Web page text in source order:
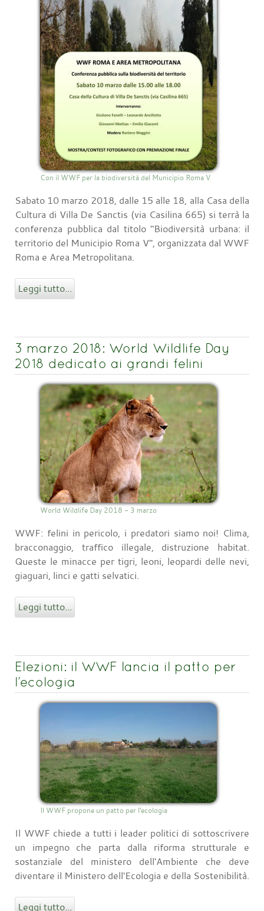
Con il WWF per la biodiversità del Municipio Roma V
Sabato 10 marzo 2018, dalle 15 alle 18, alla Casa della
Cultura di Villa De Sanctis (via Casilina 665) si terrà la
conferenza pubblica dal titolo "Biodiversità urbana: il
territorio del Municipio Roma V", organizzata dal WWF
Roma e Area Metropolitana.
Leggi tutto...
3 marzo 2018: World Wildlife Day
2018 dedicato ai grandi felini
World Wildlife Day 2018 - 3 marzo
WWF: felini in pericolo, i predatori siamo noi! Clima,
bracconaggio, traffico illegale, distruzione habitat.
Queste le minacce per tigri, leoni, leopardi delle nevi,
giaguari, linci e gatti selvatici.
Leggi tutto...
Elezioni: il WWF lancia il patto per
l’ecologia
Il WWF propone un patto per l'ecologia
Il WWF chiede a tutti i leader politici di sottoscrivere
un impegno che parta dalla riforma strutturale e
sostanziale del ministero dell'Ambiente che deve
diventare il Ministero dell'Ecologia e della Sostenibilità.
Leggi tutto...